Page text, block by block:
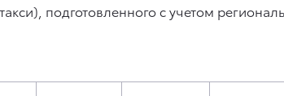
подготовленного с учетом